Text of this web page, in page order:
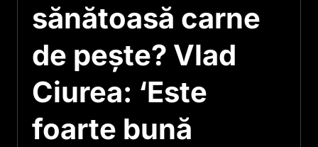
sănătoasă carne
de pește? Vlad
Ciurea: ‘Este
foarte bună